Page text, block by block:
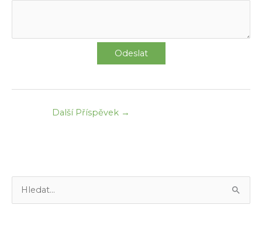
Odeslat
Další Příspěvek →
y